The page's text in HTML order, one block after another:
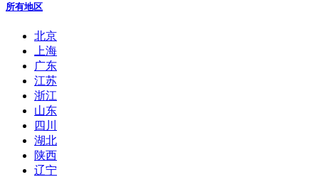
所有地区
北京
上海
广东
江苏
浙江
山东
四川
湖北
陕西
辽宁